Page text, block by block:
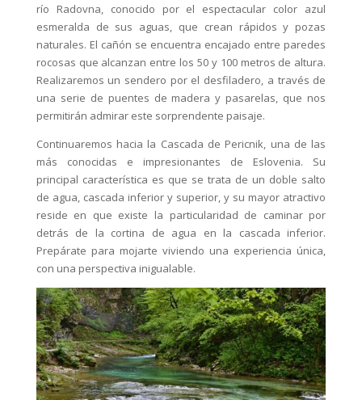
río Radovna, conocido por el espectacular color azul
esmeralda de sus aguas, que crean rápidos y pozas
naturales. El cañón se encuentra encajado entre paredes
rocosas que alcanzan entre los 50 y 100 metros de altura.
Realizaremos un sendero por el desfiladero, a través de
una serie de puentes de madera y pasarelas, que nos
permitirán admirar este sorprendente paisaje.
Continuaremos hacia la Cascada de Pericnik, una de las
más conocidas e impresionantes de Eslovenia. Su
principal característica es que se trata de un doble salto
de agua, cascada inferior y superior, y su mayor atractivo
reside en que existe la particularidad de caminar por
detrás de la cortina de agua en la cascada inferior.
Prepárate para mojarte viviendo una experiencia única,
con una perspectiva inigualable.